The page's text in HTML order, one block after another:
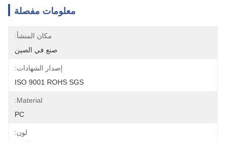
معلومات مفصلة
مكان المنشأ:
صنع في الصين
إصدار الشهادات:
ISO 9001 ROHS SGS
Material:
PC
لون: